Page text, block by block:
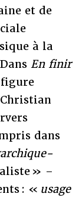
et de
à la
En finir
dans
» –
: « usage